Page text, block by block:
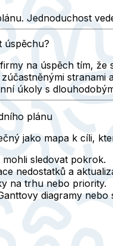
Jednoduchost
úspěchu?
na úspěch tím,
stranami
úkoly s
plánu
jako mapa k cíli,
sledovat pokrok.
nedostatků a
na trhu nebo priority.
diagramy